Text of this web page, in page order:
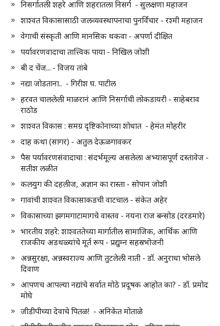
निसर्गातली शहरे आणि शहरातला निसर्ग - सुलक्षणा महाजन
शाश्वत विकासासाठी जलव्यवस्थापनाचा पुनर्विचार - रश्मी महाजन
वेगाची संस्कृती आणि मानसिक थकवा - अपर्णा दीक्षित
पर्यावरणवादाचा तात्त्विक पाया - निखिल जोशी
बी द चेंज... - विजय तांबे
नद्या जोडताना.. - गिरीश घ. पाटील
हरवत चाललेली माळरानं आणि निसर्गाची लोकडायरी - साहेबराव
राठोड
शाश्वत विकास : समग्र दृष्टिकोनाच्या शोधात - हेमंत मोहरीर
दाह कथा (सागर) - अतुल देऊळगावकर
पैस पर्यावरणसंवादाचा : संदर्भमूल्य असलेला अभ्यासपूर्ण दस्तावेज -
सतीश लळीत
कलयुग की दहलीज, अज्ञान का रास्ता - सोपान जोशी
गावांची शाश्वत विकासाकडची वाटचाल - संकेत अहेर
विकासाच्या झगमगाटामागचे वास्तव - नयना राज बन्सोड (दरडमारे)
भारतीय शहरे: शाश्वततेच्या मार्गातील सामाजिक, आर्थिक आणि
राजकीय अडथळ्यांचे मूर्त रूप - प्रद्युम्न सहस्रभोजनी
अन्नसुरक्षा, अन्नस्वराज्य आणि तुटलेली नाती - डॉ. अनुराधा भोसले
दिवाण
आपणच आपल्या नद्यांचे सर्वात मोठे प्रदूषक आहोत का? - डॉ. प्रमोद
मोघे
जीडीपीच्या देवाचे पितळ! - अनिकेत मोताळे